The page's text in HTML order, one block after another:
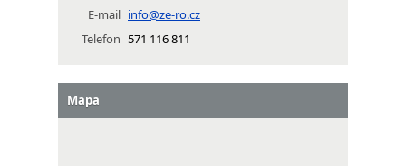
E-mail info@ze-ro.cz
Telefon 571 116 811
Mapa